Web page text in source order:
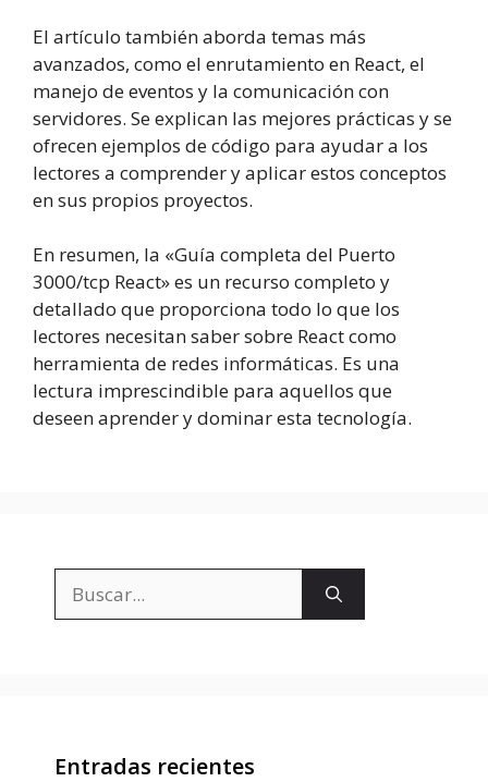
El artículo también aborda temas más
avanzados, como el enrutamiento en React, el
manejo de eventos y la comunicación con
servidores. Se explican las mejores prácticas y se
ofrecen ejemplos de código para ayudar a los
lectores a comprender y aplicar estos conceptos
en sus propios proyectos.
En resumen, la «Guía completa del Puerto
3000/tcp React» es un recurso completo y
detallado que proporciona todo lo que los
lectores necesitan saber sobre React como
herramienta de redes informáticas. Es una
lectura imprescindible para aquellos que
deseen aprender y dominar esta tecnología.
Entradas recientes